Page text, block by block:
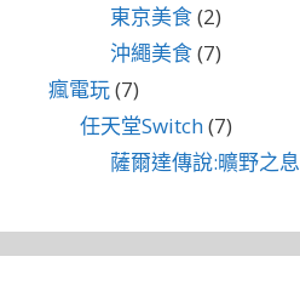
東京美食(2)
沖繩美食(7)
瘋電玩(7)
任天堂Switch(7)
薩爾達傳說:曠野之息